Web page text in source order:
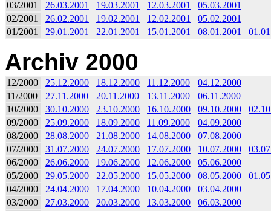
03/2001
26.03.2001 19.03.2001 12.03.2001
05.03.2001
02/2001
26.02.2001 19.02.2001 12.02.2001
05.02.2001
01/2001
29.01.2001 22.01.2001 15.01.2001 08.01.2001
Archiv 2000
12/2000 25.12.2000 18.12.2000 11.12.2000
04.12.2000
11/2000
27.11.2000 20.11.2000 13.11.2000
06.11.2000
10/2000
30.10.2000 23.10.2000 16.10.2000 09.10.2000
09/2000
25.09.2000 18.09.2000 11.09.2000
04.09.2000
08/2000
28.08.2000 21.08.2000 14.08.2000
07.08.2000
07/2000
31.07.2000 24.07.2000 17.07.2000 10.07.2000
06/2000
26.06.2000 19.06.2000 12.06.2000
05.06.2000
05/2000
29.05.2000 22.05.2000 15.05.2000 08.05.2000
04/2000
24.04.2000 17.04.2000 10.04.2000
03.04.2000
03/2000
27.03.2000 20.03.2000 13.03.2000
06.03.2000